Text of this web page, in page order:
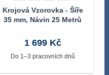
Krojová Vzorovka - Šíře
35 mm, Návin 25 Metrů
1 699 Kč
Do 1–3 pracovních dnů